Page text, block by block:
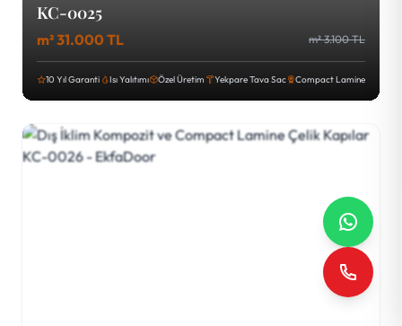
KC-0025
m² 31.000 TL m² 3.100 TL
10 Yıl Garanti Isı Yalıtımı Özel Üretim Yekpare Tava Sac Compact Lamine